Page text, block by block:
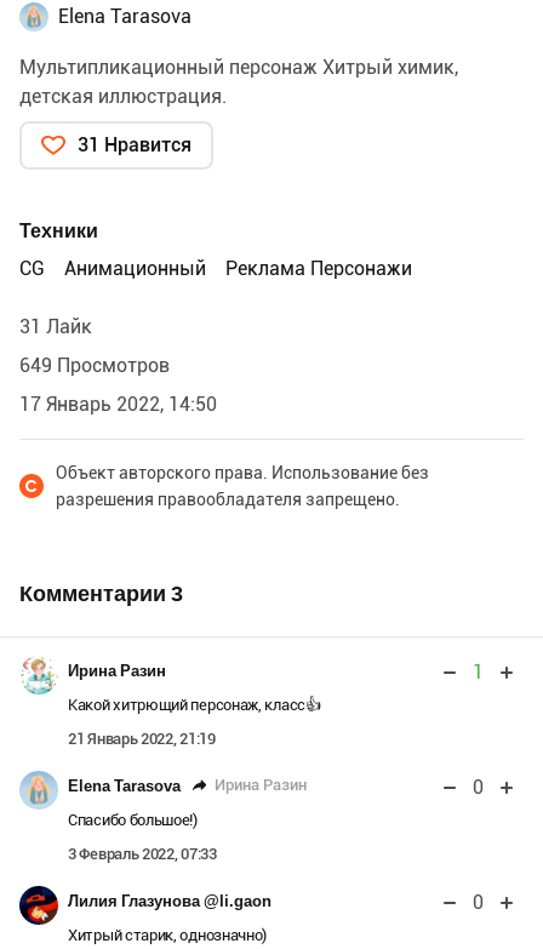
Elena Tarasova
Мультипликационный персонаж Хитрый химик,
детская иллюстрация.
31 Нравится
Техники
CG
Анимационный Реклама Персонажи
31 Лайк
649 Просмотров
17 Январь 2022, 14:50
Объект авторского права. Использование без
разрешения правообладателя запрещено.
Комментарии 3
Ирина Разин 1
Какой хитрющий персонаж, класс👍
21 Январь 2022, 21:19
Elena Tarasova Ирина Разин 0
Спасибо большое!)
3 Февраль 2022, 07:33
Лилия Глазунова @li.gaon 0
Хитрый старик, однозначно)